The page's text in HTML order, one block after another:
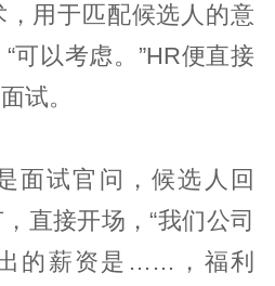
用于匹配候选人的意
可以考虑。”HR便直接
试。
面试官问，候选人回
直接开场，“我们公司
的薪资是……，福利